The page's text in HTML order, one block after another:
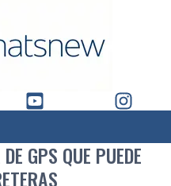
GPS QUE PUEDE